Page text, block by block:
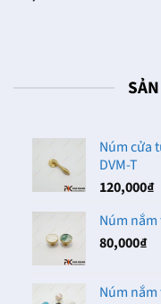
Núm cửa
DVM-T
120,000₫
Núm
80,000₫
Núm